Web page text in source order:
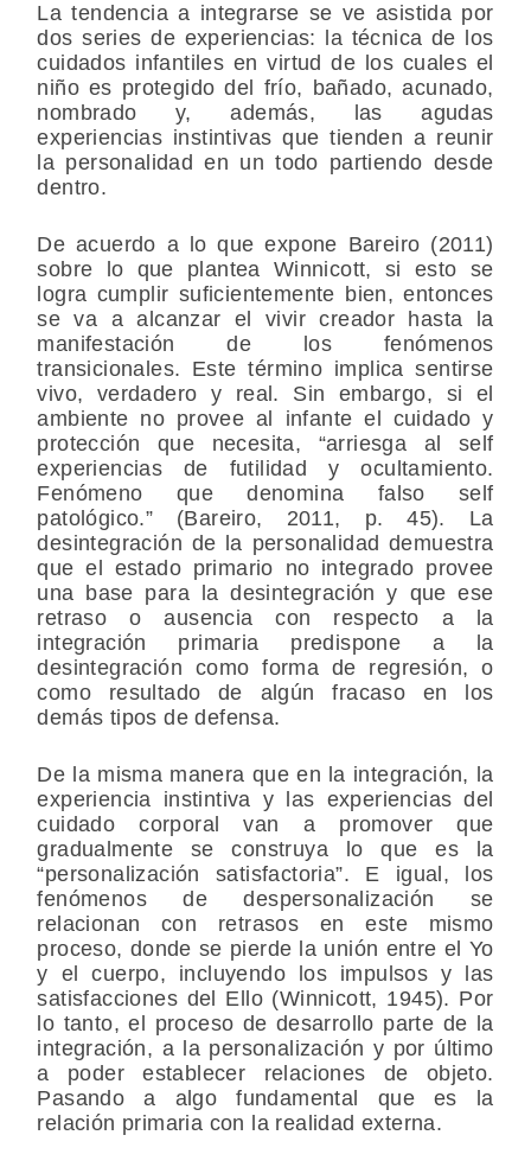
La tendencia a integrarse se ve asistida por
dos series de experiencias: la técnica de los
cuidados infantiles en virtud de los cuales el
niño es protegido del frío, bañado, acunado,
nombrado y, además, las agudas
experiencias instintivas que tienden a reunir
la personalidad en un todo partiendo desde
dentro.
De acuerdo a lo que expone Bareiro (2011)
sobre lo que plantea Winnicott, si esto se
logra cumplir suficientemente bien, entonces
se va a alcanzar el vivir creador hasta la
manifestación de los fenómenos
transicionales. Este término implica sentirse
vivo, verdadero y real. Sin embargo, si el
ambiente no provee al infante el cuidado y
protección que necesita, “arriesga al self
experiencias de futilidad y ocultamiento.
Fenómeno que denomina falso self
patológico.” (Bareiro, 2011, p. 45). La
desintegración de la personalidad demuestra
que el estado primario no integrado provee
una base para la desintegración y que ese
retraso o ausencia con respecto a la
integración primaria predispone a la
desintegración como forma de regresión, o
como resultado de algún fracaso en los
demás tipos de defensa.
De la misma manera que en la integración, la
experiencia instintiva y las experiencias del
cuidado corporal van a promover que
gradualmente se construya lo que es la
“personalización satisfactoria”. E igual, los
fenómenos de despersonalización se
relacionan con retrasos en este mismo
proceso, donde se pierde la unión entre el Yo
y el cuerpo, incluyendo los impulsos y las
satisfacciones del Ello (Winnicott, 1945). Por
lo tanto, el proceso de desarrollo parte de la
integración, a la personalización y por último
a poder establecer relaciones de objeto.
Pasando a algo fundamental que es la
relación primaria con la realidad externa.